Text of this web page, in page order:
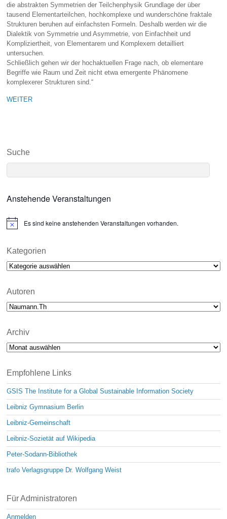
die abstrakten Symmetrien der Teilchenphysik Grundlage der über
tausend Elementarteilchen, hochkomplexe und wunderschöne fraktale
Strukturen beruhen auf einfachsten Formeln. Deshalb werden wir die
Dialektik von Symmetrie und Asymmetrie, von Einfachheit und
Kompliziertheit, von Elementarem und Komplexem detailliert
untersuchen.
Schließlich gehen wir der hochaktuellen Frage nach, ob elementare
Begriffe wie Raum und Zeit nicht etwa emergente Phänomene
komplexerer Strukturen sind.“
WEITER
Suche
Anstehende Veranstaltungen
N
i
e
Es sind keine anstehenden Veranstaltungen vorhanden.
Kategorien
Kategorien
Autoren
Archiv
Archiv
Empfohlene Links
GSIS The Institute for a Global Sustainable Information Society
Leibniz Gymnasium Berlin
Leibniz-Gemeinschaft
Leibniz-Sozietät auf Wikipedia
Peter-Sodann-Bibliothek
trafo Verlagsgruppe Dr. Wolfgang Weist
Für Administratoren
Anmelden